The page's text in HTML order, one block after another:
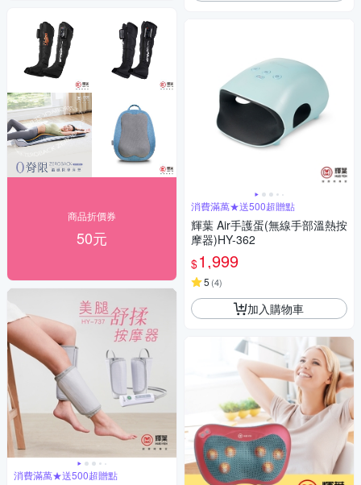
商品折價券
50元
消費滿萬★送500超贈點
消費滿萬★送500超贈點
輝葉 Air手護蛋(無線手部溫熱按
摩器)HY-362
$1,999
5 (4)
加入購物車